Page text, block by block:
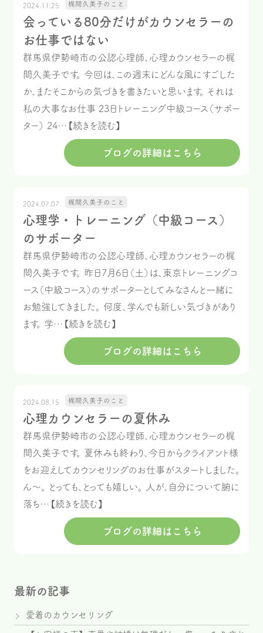
2024.11.25 梶間久美子のこと
会っている80分だけがカウンセラーの
お仕事ではない
群馬県伊勢崎市の公認心理師、心理カウンセラーの梶
間久美子です。 今回は、この週末にどんな風にすごした
か、またそこからの気づきを書きたいと思います。 それは
私の大事なお仕事 23日トレーニング中級コース（サポー
ター） 24…【続きを読む】
ブログの詳細はこちら
2024.07.07 梶間久美子のこと
心理学・トレーニング（中級コース）
のサポーター
群馬県伊勢崎市の公認心理師、心理カウンセラーの梶
間久美子です。 昨日7月6日（土）は、東京トレーニングコ
ース（中級コース）のサポーターとしてみなさんと一緒に
お勉強してきました。 何度、学んでも新しい気づきがあり
ます。 学…【続きを読む】
ブログの詳細はこちら
2024.08.15 梶間久美子のこと
心理カウンセラーの夏休み
群馬県伊勢崎市の公認心理師、心理カウンセラーの梶
間久美子です。 夏休みも終わり、今日からクライアント様
をお迎えしてカウンセリングのお仕事がスタートしました。
ん～。 とっても、とっても嬉しい。 人が、自分について腑に
落ち…【続きを読む】
ブログの詳細はこちら
最新の記事
愛着のカウンセリング